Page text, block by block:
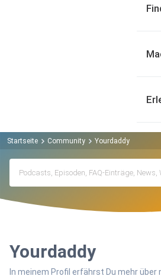
Startseite Community Yourdaddy
Yourdaddy
In meinem Profil erfährst Du mehr über